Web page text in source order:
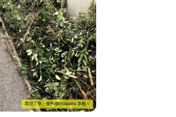
親切丁寧・便利屋kitagawa 彦根～